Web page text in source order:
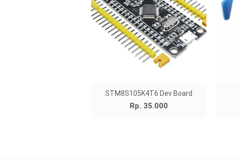
STM8S105K4T6 Dev Board
Rp. 35.000